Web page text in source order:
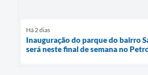
Há 2 dias
Inauguração do parque do bairro
será neste final de semana no